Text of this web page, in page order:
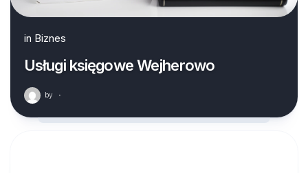
in Biznes
Usługi księgowe Wejherowo
by ·